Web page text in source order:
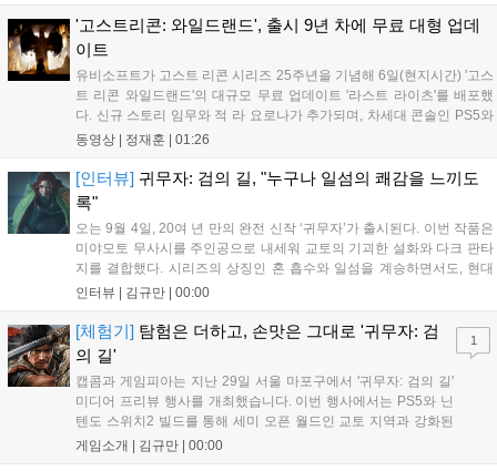
론의 대립이 본격화될 전망이다....
'고스트리콘: 와일드랜드', 출시 9년 차에 무료 대형 업데
이트
유비소프트가 고스트 리콘 시리즈 25주년을 기념해 6일(현지시간) '고스
트 리콘 와일드랜드'의 대규모 무료 업데이트 '라스트 라이츠'를 배포했
다. 신규 스토리 임무와 적 라 요로나가 추가되며, 차세대 콘솔인 PS5와
Xbox Series X|S에서 4K 60FPS를 지원한다. 또한 편의성 개선과 함께
리를 제공한다....
동영상 | 정재훈 01:26
[인터뷰] 귀무자: 검의 길, "누구나 일섬의 쾌감을 느끼도
록"
오는 9월 4일, 20여 년 만의 완전 신작 ‘귀무자’가 출시된다. 이번 작품은
미야모토 무사시를 주인공으로 내세워 교토의 기괴한 설화와 다크 판타
지를 결합했다. 시리즈의 상징인 혼 흡수와 일섬을 계승하면서도, 현대
적인 검극 액션과 '무너뜨리기 일섬'을 더해 전투의 깊이를 더했다. 개발
하고자 했으며, 실제 검술 전문가의 모션 캡처를 통해 리얼리티를 극대
화했다. 세계관을 새롭게 재구성한 이번 신작은 기존 시리즈와 설정은
다르지만, 특유의 통쾌한 손맛과 다크 판타지 분위기를 충실히 담아내어
시리즈 팬과 신규 이용자 모두에게 새로운 재미를 선사할 예정이다....
인터뷰 | 김규만 00:00
[체험기] 탐험은 더하고, 손맛은 그대로 '귀무자: 검
의 길'
캡콤과 게임피아는 지난 29일 서울 마포구에서 '귀무자: 검의 길'
미디어 프리뷰 행사를 개최했습니다. 이번 행사에서는 PS5와 닌
텐도 스위치2 빌드를 통해 세미 오픈 월드인 교토 지역과 강화된
액션 시스템을 공개했습니다. 주인공 미야모토 무사시가 오니를
게임소개 | 김규만 00:00
1